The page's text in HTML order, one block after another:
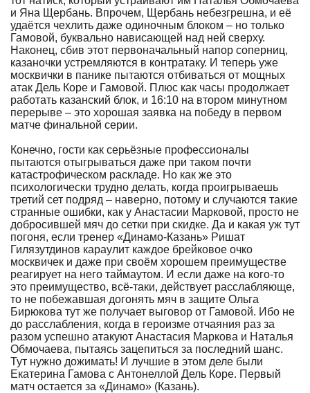
и Яна Щербань. Впрочем, Щербань небезгрешна, и её
удаётся чехлить даже одиночным блоком – но только
Гамовой, буквально нависающей над ней сверху.
Наконец, сбив этот первоначальный напор соперниц,
казаночки устремляются в контратаку. И теперь уже
москвички в панике пытаются отбиваться от мощных
атак Дель Коре и Гамовой. Плюс как часы продолжает
работать казанский блок, и 16:10 на втором минутном
перерыве – это хорошая заявка на победу в первом
матче финальной серии.
Конечно, гости как серьёзные профессионалы
пытаются отыгрываться даже при таком почти
катастрофическом раскладе. Но как же это
психологически трудно делать, когда проигрываешь
третий сет подряд – наверно, потому и случаются такие
странные ошибки, как у Анастасии Марковой, просто не
добросившей мяч до сетки при скидке. Да и какая уж тут
погоня, если тренер «Динамо-Казань» Ришат
Гилязутдинов караулит каждое брейковое очко
москвичек и даже при своём хорошем преимуществе
реагирует на него таймаутом. И если даже на кого-то
это преимущество, всё-таки, действует расслабляюще,
то не побежавшая догонять мяч в защите Ольга
Бирюкова тут же получает выговор от Гамовой. Ибо не
до расслабления, когда в героизме отчаяния раз за
разом успешно атакуют Анастасия Маркова и Наталья
Обмочаева, пытаясь зацепиться за последний шанс.
Тут нужно дожимать! И лучшие в этом деле были
Екатерина Гамова с Антонеллой Дель Коре. Первый
матч остается за «Динамо» (Казань).